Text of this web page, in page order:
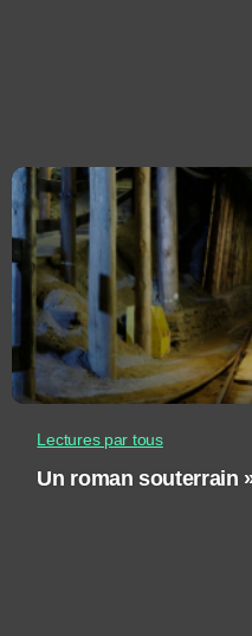
Lectures par tous
Un roman souterrain